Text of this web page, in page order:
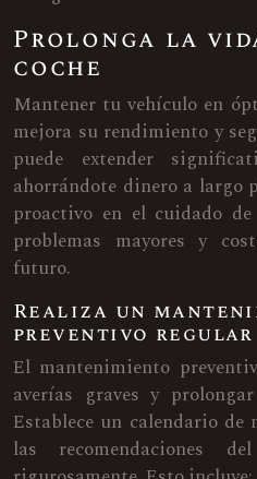
Prolonga la
coche
Mantener tu vehículo en
mejora su rendimiento y
puede extender
ahorrándote dinero a largo
proactivo en el cuidado
problemas mayores y
futuro.
Realiza un
preventivo regular
El mantenimiento
averías graves y
Establece un calendario
las recomendaciones